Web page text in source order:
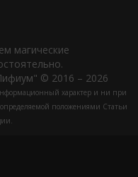
магические
© 2016 – 2026
характер и ни при
определяемой положениями Статьи